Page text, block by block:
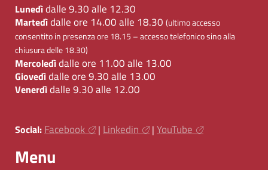
Lunedìdalle 9.30 alle 12.30
Martedìdalle ore 14.00 alle 18.30 (ultimo accesso
consentito in presenza ore 18.15 – accesso telefonico sino alla
chiusura delle 18.30)
Mercoledìdalle ore 11.00 alle 13.00
Giovedìdalle ore 9.30 alle 13.00
Venerdìdalle 9.30 alle 12.00
Social: Facebook | Linkedin | YouTube
Menu